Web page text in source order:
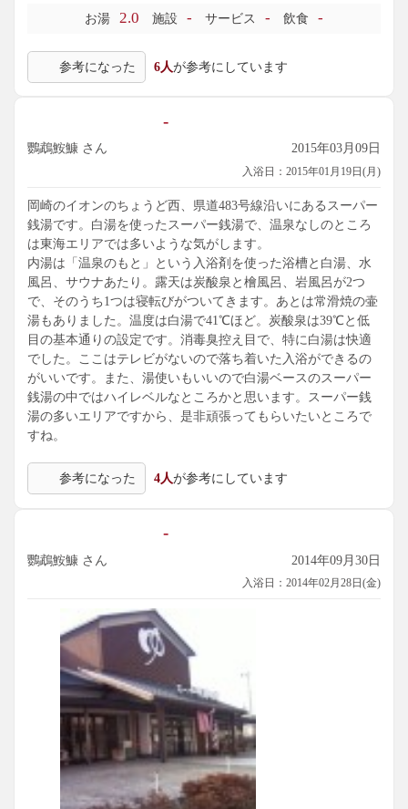
お湯 2.0 施設 - サービス - 飲食 -
参考になった 6人が参考にしています
-
鸚鵡鮟鱇 さん 2015年03月09日
入浴日：2015年01月19日(月)
岡崎のイオンのちょうど西、県道483号線沿いにあるスーパー
銭湯です。白湯を使ったスーパー銭湯で、温泉なしのところ
は東海エリアでは多いような気がします。
内湯は「温泉のもと」という入浴剤を使った浴槽と白湯、水
風呂、サウナあたり。露天は炭酸泉と檜風呂、岩風呂が2つ
で、そのうち1つは寝転びがついてきます。あとは常滑焼の壷
湯もありました。温度は白湯で41℃ほど。炭酸泉は39℃と低
目の基本通りの設定です。消毒臭控え目で、特に白湯は快適
でした。ここはテレビがないので落ち着いた入浴ができるの
がいいです。また、湯使いもいいので白湯ベースのスーパー
銭湯の中ではハイレベルなところかと思います。スーパー銭
湯の多いエリアですから、是非頑張ってもらいたいところで
すね。
参考になった 4人が参考にしています
-
鸚鵡鮟鱇 さん 2014年09月30日
入浴日：2014年02月28日(金)